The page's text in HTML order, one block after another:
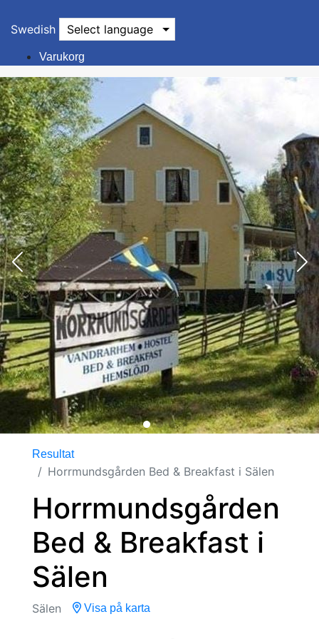
Swedish Select language
Varukorg
Resultat
Horrmundsgården Bed & Breakfast i Sälen
Horrmundsgården
Bed & Breakfast i
Sälen
Sälen Visa på karta